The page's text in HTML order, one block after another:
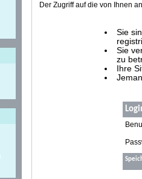
Der Zugriff auf die von Ihnen
Sie
Sie
zu
Ihre